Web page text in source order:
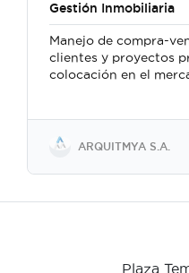
Gestión Inmobiliaria
Manejo de compra-
clientes y proyectos
colocación en el
ARQUITMYA S.A.
Plaza